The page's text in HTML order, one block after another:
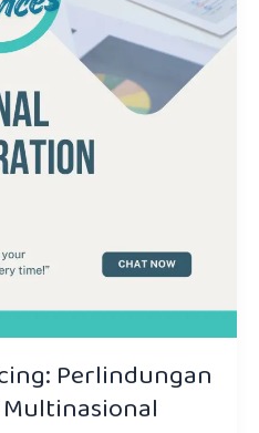
Perlindungan